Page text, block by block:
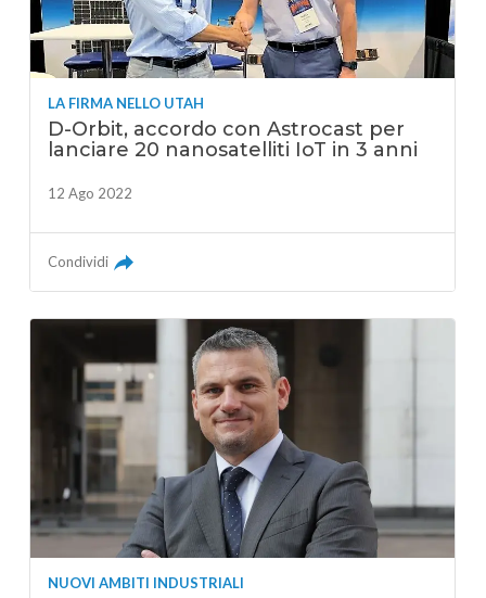
LA FIRMA NELLO UTAH
D-Orbit, accordo con Astrocast per
lanciare 20 nanosatelliti IoT in 3 anni
12 Ago 2022
Condividi
NUOVI AMBITI INDUSTRIALI